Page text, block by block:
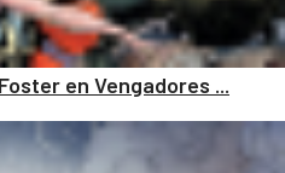
en Vengadores ...